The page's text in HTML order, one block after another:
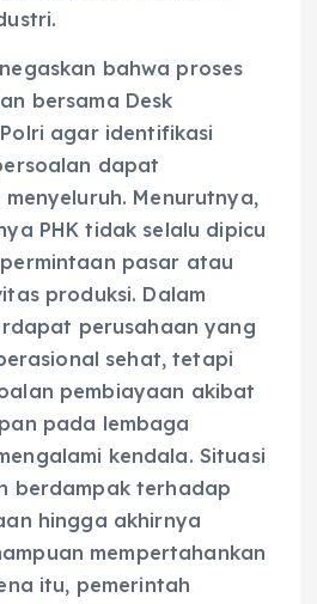
bahwa proses
bersama Desk
agar identifikasi
dapat
Menurutnya,
PHK tidak selalu dipicu
pasar atau
produksi. Dalam
perusahaan yang
sehat, tetapi
pembiayaan akibat
pada lembaga
kendala. Situasi
berdampak terhadap
hingga akhirnya
mempertahankan
itu, pemerintah